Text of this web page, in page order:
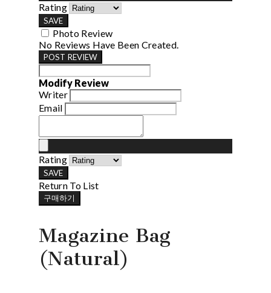
Rating
SAVE
Photo Review
No Reviews Have Been Created.
POST REVIEW
Modify Review
Writer
Email
Rating
SAVE
Return To List
구매하기
Magazine Bag
(Natural)